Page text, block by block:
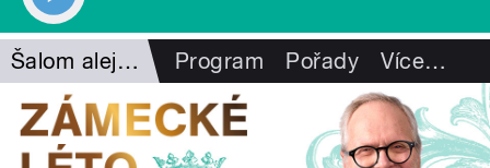
Šalom alejchem Program Pořady Více…